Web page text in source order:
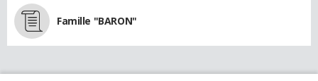
Famille "BARON"